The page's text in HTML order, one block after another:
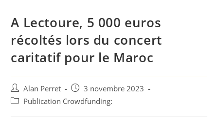
A Lectoure, 5 000 euros
récoltés lors du concert
caritatif pour le Maroc
Auteur/autrice
de
Alan Perret
Post
published:
3 novembre 2023
PostPublication Crowdfunding: